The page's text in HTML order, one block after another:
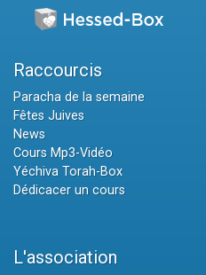
Raccourcis
Paracha de la semaine
Fêtes Juives
News
Cours Mp3-Vidéo
Yéchiva Torah-Box
Dédicacer un cours
L'association